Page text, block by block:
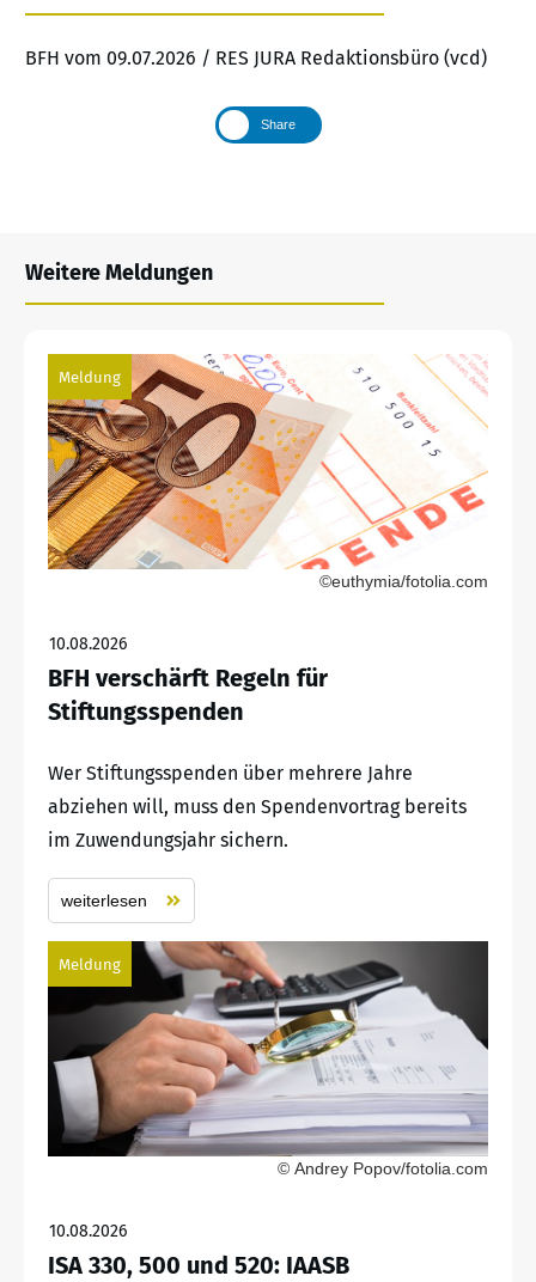
BFH vom 09.07.2026 / RES JURA Redaktionsbüro (vcd)
Share
Weitere Meldungen
Meldung
©euthymia/fotolia.com
10.08.2026
BFH verschärft Regeln für
Stiftungsspenden
Wer Stiftungsspenden über mehrere Jahre
abziehen will, muss den Spendenvortrag bereits
im Zuwendungsjahr sichern.
weiterlesen
Meldung
© Andrey Popov/fotolia.com
10.08.2026
ISA 330, 500 und 520: IAASB